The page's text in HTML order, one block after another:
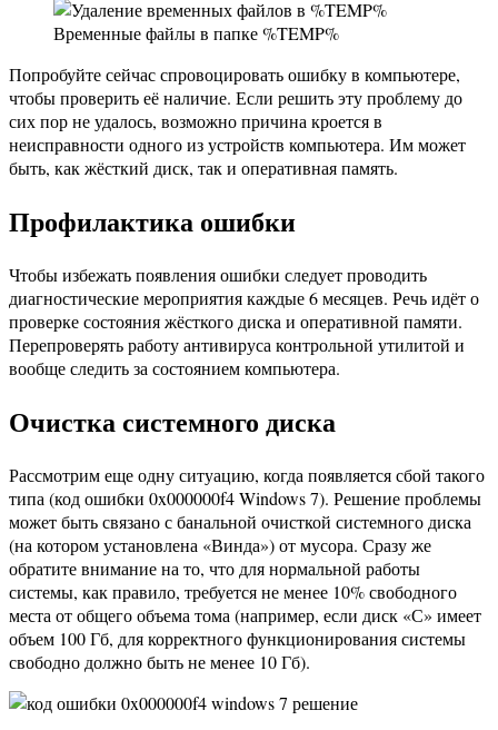
Временные файлы в папке %TEMP%
Попробуйте сейчас спровоцировать ошибку в компьютере,
чтобы проверить её наличие. Если решить эту проблему до
сих пор не удалось, возможно причина кроется в
неисправности одного из устройств компьютера. Им может
быть, как жёсткий диск, так и оперативная память.
Профилактика ошибки
Чтобы избежать появления ошибки следует проводить
диагностические мероприятия каждые 6 месяцев. Речь идёт о
проверке состояния жёсткого диска и оперативной памяти.
Перепроверять работу антивируса контрольной утилитой и
вообще следить за состоянием компьютера.
Очистка системного диска
Рассмотрим еще одну ситуацию, когда появляется сбой такого
типа (код ошибки 0x000000f4 Windows 7). Решение проблемы
может быть связано с банальной очисткой системного диска
(на котором установлена «Винда») от мусора. Сразу же
обратите внимание на то, что для нормальной работы
системы, как правило, требуется не менее 10% свободного
места от общего объема тома (например, если диск «С» имеет
объем 100 Гб, для корректного функционирования системы
свободно должно быть не менее 10 Гб).